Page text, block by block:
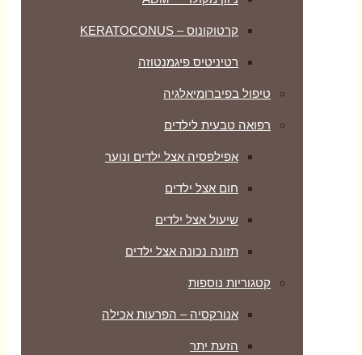
קרטוקונוס – KERATOCONUS
רטיניטיס פיגמנטוזה
טיפול בפיברומיאלגיה
רפואה טבעית לילדים
אפילפסיה אצל ילדים ונוער
חום אצל ילדים
שיעול אצל ילדים
תזונה נכונה אצל ילדים
קטגוריות נוספות
אנורקסיה – הפרעות אכילה
הזעת יתר